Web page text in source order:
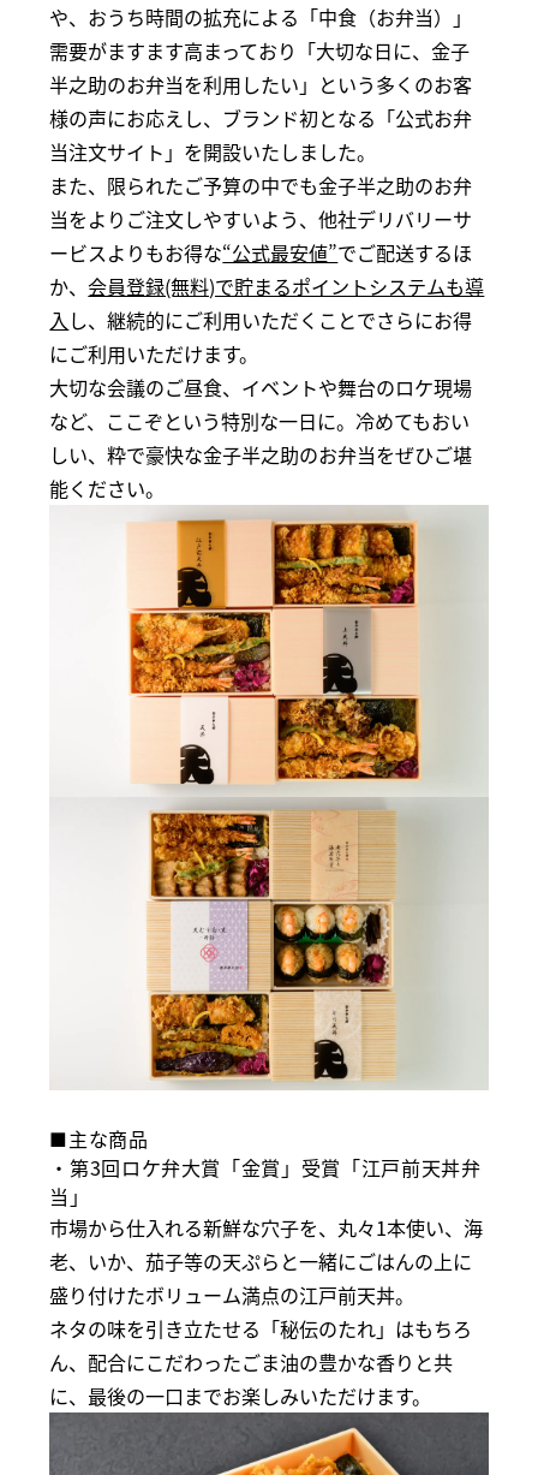
や、おうち時間の拡充による「中食（お弁当）」
需要がますます高まっており「大切な日に、金子
半之助のお弁当を利用したい」という多くのお客
様の声にお応えし、ブランド初となる「公式お弁
当注文サイト」を開設いたしました。
また、限られたご予算の中でも金子半之助のお弁
当をよりご注文しやすいよう、他社デリバリーサ
ービスよりもお得な“公式最安値”でご配送するほ
か、会員登録(無料)で貯まるポイントシステムも導
入し、継続的にご利用いただくことでさらにお得
にご利用いただけます。
大切な会議のご昼食、イベントや舞台のロケ現場
など、ここぞという特別な一日に。冷めてもおい
しい、粋で豪快な金子半之助のお弁当をぜひご堪
能ください。
■主な商品
・第3回ロケ弁大賞「金賞」受賞「江戸前天丼弁
当」
市場から仕入れる新鮮な穴子を、丸々1本使い、海
老、いか、茄子等の天ぷらと一緒にごはんの上に
盛り付けたボリューム満点の江戸前天丼。
ネタの味を引き立たせる「秘伝のたれ」はもちろ
ん、配合にこだわったごま油の豊かな香りと共
に、最後の一口までお楽しみいただけます。